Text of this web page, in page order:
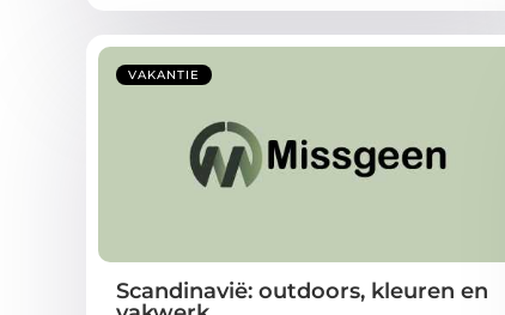
VAKANTIE
Scandinavië: outdoors, kleuren en